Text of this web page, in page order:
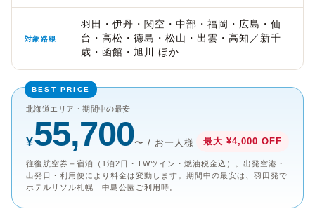
対象路線
羽田・伊丹・関空・中部・福岡・広島・仙
台・高松・徳島・松山・出雲・高知／新千
歳・函館・旭川 ほか
北海道エリア・期間中の最安
¥55,700〜 / お一人様 最大 ¥4,000 OFF
往復航空券＋宿泊（1泊2日・TWツイン・燃油税金込）。出発空港・
出発日・利用便により料金は変動します。期間中の最安は、羽田発で
ホテルリソル札幌 中島公園ご利用時。